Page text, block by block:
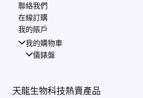
聯絡我們
在線訂購
我的賬戶
我的購物車
儀錶盤
天龍生物科技熱賣產品